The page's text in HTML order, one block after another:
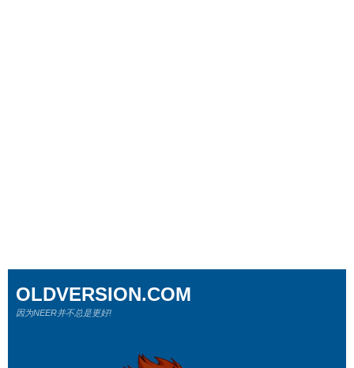
OLDVERSION.COM
因为NEER并不总是更好!